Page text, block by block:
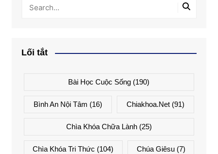
Lối tắt
Bài Học Cuộc Sống (190)
Bình An Nội Tâm (16) Chiakhoa.net (91)
Chìa Khóa Chữa Lành(25)
Chìa Khóa Tri Thức (104) Chúa Giêsu(7)